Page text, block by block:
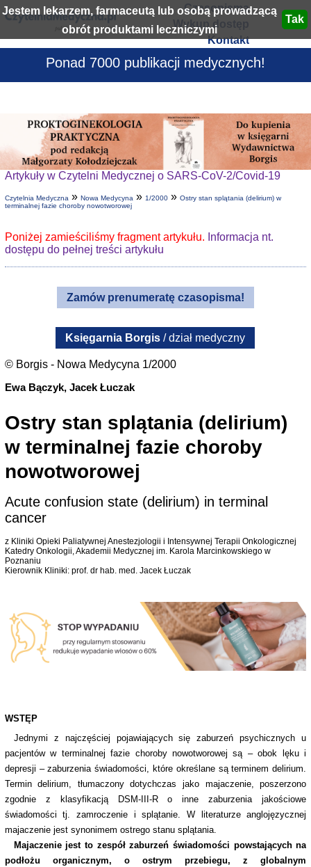
Jestem lekarzem, farmaceutą lub osobą prowadzącą
obrót produktami leczniczymi
Czasopisma
Wykup dostęp
Kontakt
Ponad 7000 publikacji medycznych!
Artykuły w Czytelni Medycznej o SARS-CoV-2/Covid-19
Czytelnia Medyczna» Nowa Medycyna» 1/2000» Ostry stan splątania (delirium) w
terminalnej fazie choroby nowotworowej
Poniżej zamieściliśmy fragment artykułu. Informacja nt.
dostępu do pełnej treści artykułu
Zamów prenumeratę czasopisma!
Księgarnia Borgis / dział medyczny
© Borgis - Nowa Medycyna 1/2000
Ewa Bączyk, Jacek Łuczak
Ostry stan splątania (delirium)
w terminalnej fazie choroby
nowotworowej
Acute confusion state (delirium) in terminal
cancer
z Kliniki Opieki Paliatywnej Anestezjologii i Intensywnej Terapii Onkologicznej
Katedry Onkologii, Akademii Medycznej im. Karola Marcinkowskiego w
Poznaniu
Kierownik Kliniki: prof. dr hab. med. Jacek Łuczak
WSTĘP
Jednymi z najczęściej pojawiających się zaburzeń psychicznych u
pacjentów w terminalnej fazie choroby nowotworowej są – obok lęku i
depresji – zaburzenia świadomości, które określane są terminem delirium.
Termin delirium, tłumaczony dotychczas jako majaczenie, poszerzono
zgodnie z klasyfikacją DSM-III-R o inne zaburzenia jakościowe
świadomości tj. zamroczenie i splątanie. W literaturze anglojęzycznej
majaczenie jest synonimem ostrego stanu splątania.
Majaczenie jest to zespół zaburzeń świadomości powstających na
podłożu organicznym, o ostrym przebiegu, z globalnym